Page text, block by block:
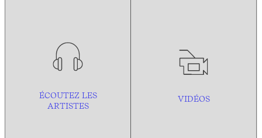
ÉCOUTEZ LES
ARTISTES
VIDÉOS